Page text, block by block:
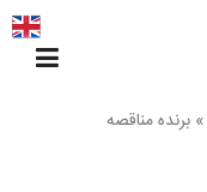
» برنده مناقصه